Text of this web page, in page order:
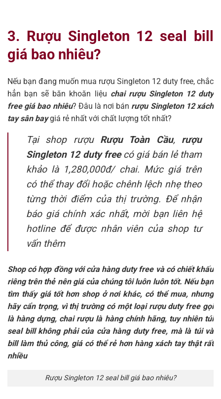
3. Rượu Singleton 12 seal bill
giá bao nhiêu?
Nếu bạn đang muốn mua rượu Singleton 12 duty free, chắc
hẳn bạn sẽ băn khoăn liệu chai rượu Singleton 12 duty
free giá bao nhiêu? Đâu là nơi bán rượu Singleton 12 xách
tay sân baygiá rẻ nhất với chất lượng tốt nhất?
Tại shop rượu Rượu Toàn Cầu, rượu
Singleton 12 duty freecó giá bán lẻ tham
khảo là 1,280,000đ/ chai. Mức giá trên
có thể thay đổi hoặc chênh lệch nhẹ theo
từng thời điểm của thị trường. Để nhận
báo giá chính xác nhất, mời bạn liên hệ
hotline để được nhân viên của shop tư
vấn thêm
Shop có hợp đồng với cửa hàng duty free và có chiết khấu
riêng trên thẻ nên giá của chúng tôi luôn luôn tốt. Nếu bạn
tìm thấy giá tốt hơn shop ở nơi khác, có thể mua, nhưng
hãy cẩn trọng, vì thị trường có một loại rượu duty free gọi
là hàng dựng, chai rượu là hàng chính hãng, tuy nhiên túi
seal bill không phải của cửa hàng duty free, mà là túi và
bill làm thủ công, giá có thể rẻ hơn hàng xách tay thật rất
nhiều
Rượu Singleton 12 seal bill giá bao nhiêu?